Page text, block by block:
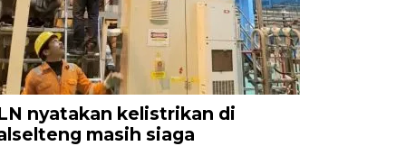
nyatakan kelistrikan di
masih siaga